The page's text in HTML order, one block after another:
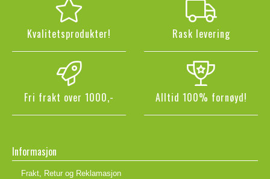
Kvalitetsprodukter! Rask levering
Fri frakt over 1000,- Alltid 100% fornøyd!
Informasjon
Frakt, Retur og Reklamasjon